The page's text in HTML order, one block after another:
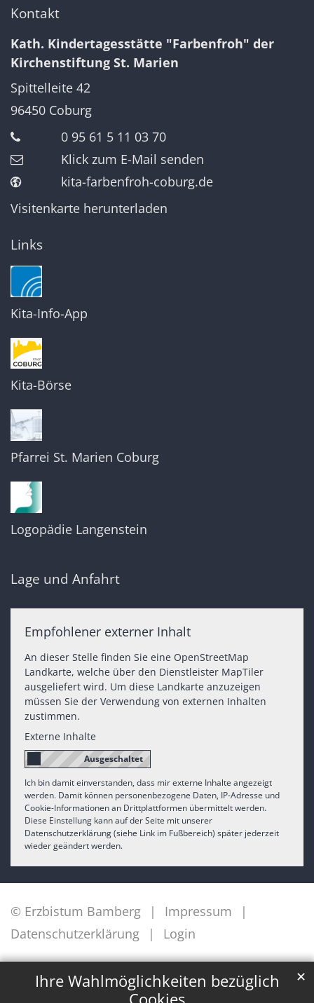
Ihre Wahlmöglichkeiten bezüglich
✕
Kontakt
Kath. Kindertagesstätte "Farbenfroh" der
Kirchenstiftung St. Marien
Spittelleite 42
96450 Coburg
0 95 61 5 11 03 70
Klick zum E-Mail senden
kita-farbenfroh-coburg.de
Visitenkarte herunterladen
Links
Kita-Info-App
Kita-Börse
Pfarrei St. Marien Coburg
Logopädie Langenstein
Lage und Anfahrt
Empfohlener externer Inhalt
An dieser Stelle finden Sie eine OpenStreetMap
Landkarte, welche über den Dienstleister MapTiler
ausgeliefert wird. Um diese Landkarte anzuzeigen
müssen Sie der Verwendung von externen Inhalten
zustimmen.
Externe Inhalte
Ich bin damit einverstanden, dass mir externe Inhalte angezeigt
werden. Damit können personenbezogene Daten, IP-Adresse und
Cookie-Informationen an Drittplattformen übermittelt werden.
Diese Einstellung kann auf der Seite mit unserer
Datenschutzerklärung (siehe Link im Fußbereich) später jederzeit
wieder geändert werden.
© Erzbistum Bamberg
Impressum
Datenschutzerklärung
Login